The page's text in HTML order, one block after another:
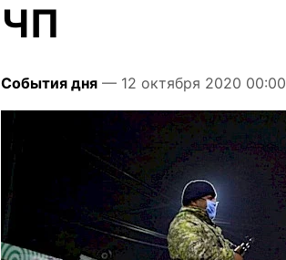
ЧП
События дня — 12 октября 2020 00:00